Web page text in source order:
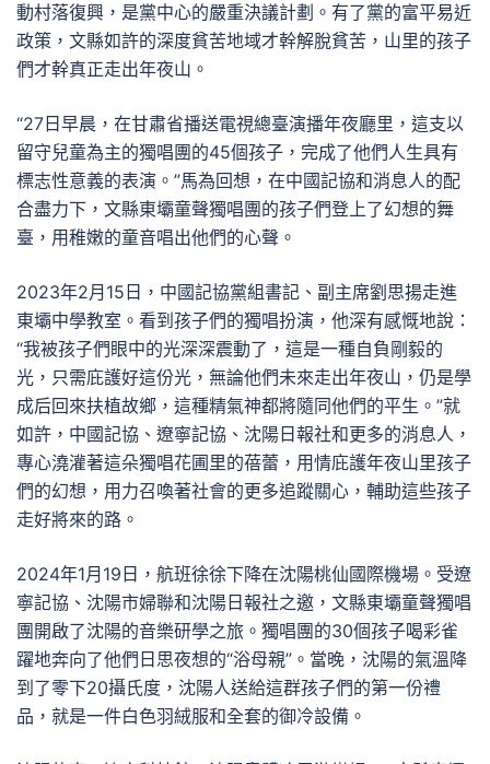
動村落復興，是黨中心的嚴重決議計劃。有了黨的富平易近
政策，文縣如許的深度貧苦地域才幹解脫貧苦，山里的孩子
們才幹真正走出年夜山。
“27日早晨，在甘肅省播送電視總臺演播年夜廳里，這支以
留守兒童為主的獨唱團的45個孩子，完成了他們人生具有
標志性意義的表演。”馬為回想，在中國記協和消息人的配
合盡力下，文縣東壩童聲獨唱團的孩子們登上了幻想的舞
臺，用稚嫩的童音唱出他們的心聲。
2023年2月15日，中國記協黨組書記、副主席劉思揚走進
東壩中學教室。看到孩子們的獨唱扮演，他深有感慨地說：
“我被孩子們眼中的光深深震動了，這是一種自負剛毅的
光，只需庇護好這份光，無論他們未來走出年夜山，仍是學
成后回來扶植故鄉，這種精氣神都將隨同他們的平生。”就
如許，中國記協、遼寧記協、沈陽日報社和更多的消息人，
專心澆灌著這朵獨唱花圃里的蓓蕾，用情庇護年夜山里孩子
們的幻想，用力召喚著社會的更多追蹤關心，輔助這些孩子
走好將來的路。
2024年1月19日，航班徐徐下降在沈陽桃仙國際機場。受遼
寧記協、沈陽市婦聯和沈陽日報社之邀，文縣東壩童聲獨唱
團開啟了沈陽的音樂研學之旅。獨唱團的30個孩子喝彩雀
躍地奔向了他們日思夜想的“浴母親”。當晚，沈陽的氣溫降
到了零下20攝氏度，沈陽人送給這群孩子們的第一份禮
品，就是一件白色羽絨服和全套的御冷設備。